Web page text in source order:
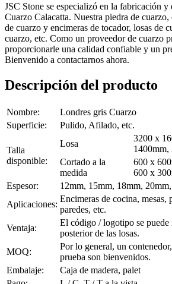
JSC Stone se especializó en la fabricación
Cuarzo Calacatta. Nuestra piedra de
de cuarzo y encimeras de tocador, losas de
cuarzo, etc. Como un proveedor de cuarzo
proporcionarle una calidad confiable y un
Bienvenido a contactarnos ahora.
Descripción del producto
Nombre:
Londres gris Cuarzo
Superficie:
Pulido, Afilado, etc.
Talla
disponible:
Losa
3200 x
1400mm,
Cortado a la
medida
600 x
600 x
Espesor:
12mm, 15mm, 18mm,
Aplicaciones:
Encimeras de cocina, mesas,
paredes, etc.
Ventaja:
El código / logotipo se
posterior de las losas.
MOQ:
Por lo general, un
prueba son bienvenidos.
Embalaje:
Caja de madera, palet